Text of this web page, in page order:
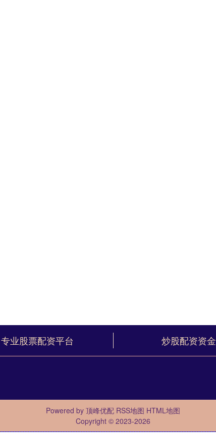
专业股票配资平台 炒股配资资金
Powered by 顶峰优配 RSS地图 HTML地图
Copyright © 2023-2026